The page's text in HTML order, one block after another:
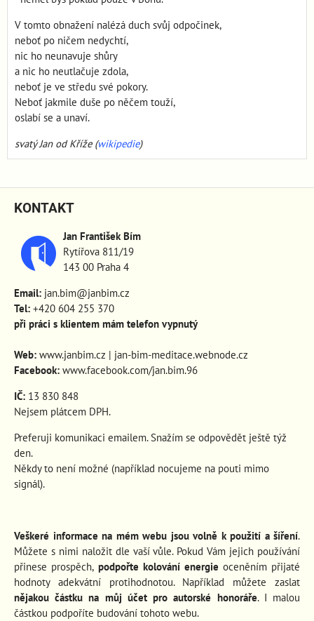
V tomto obnažení nalézá duch svůj odpočinek,
neboť po ničem nedychtí,
nic ho neunavuje shůry
a nic ho neutlačuje zdola,
neboť je ve středu své pokory.
Neboť jakmile duše po něčem touží,
oslabí se a unaví.
svatý Jan od Kříže (wikipedie)
KONTAKT
Jan František Bím
Rytířova 811/19
143 00 Praha 4
Email: jan.bim@janbim.cz
Tel: +420 604 255 370
při práci s klientem mám telefon vypnutý
Web: www.janbim.cz | jan-bim-meditace.webnode.cz
Facebook: www.facebook.com/jan.bim.96
IČ: 13 830 848
Nejsem plátcem DPH.
Preferuji komunikaci emailem. Snažím se odpovědět ještě týž
den.
Někdy to není možné (například nocujeme na pouti mimo
signál).
Veškeré informace na mém webu jsou volně k použití a šíření.
Můžete s nimi naložit dle vaší vůle. Pokud Vám jejich používání
přinese prospěch, podpořte kolování energie oceněním přijaté
hodnoty adekvátní protihodnotou. Například můžete zaslat
nějakou částku na můj účet pro autorské honoráře. I malou
částkou podpoříte budování tohoto webu.